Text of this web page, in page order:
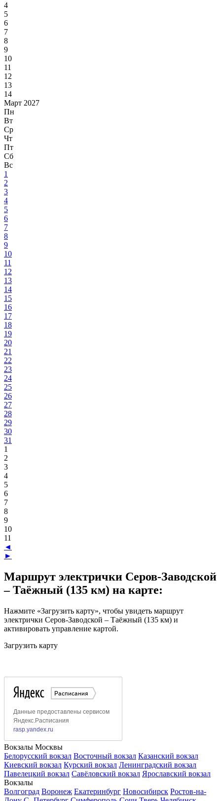
4
5
6
7
8
9
10
11
12
13
14
Март 2027
Пн
Вт
Ср
Чт
Пт
Сб
Вс
1
2
3
4
5
6
7
8
9
10
11
12
13
14
15
16
17
18
19
20
21
22
23
24
25
26
27
28
29
30
31
1
2
3
4
5
6
7
8
9
10
11
◄
►
Маршрут электрички Серов-Заводской
– Таёжный (135 км) на карте:
Нажмите «Загрузить карту», чтобы увидеть маршрут
электрички Серов-Заводской – Таёжный (135 км) и
активировать управление картой.
Загрузить карту
Вокзалы Москвы
Белорусский вокзал Восточный вокзал Казанский вокзал
Киевский вокзал Курский вокзал Ленинградский вокзал
Павелецкий вокзал Савёловский вокзал Ярославский вокзал
Вокзалы
Волгоград Воронеж Екатеринбург Новосибирск Ростов-на-